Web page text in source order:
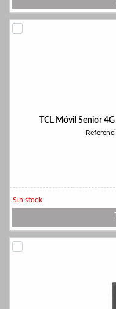
TCL Móvil Senior
Sin stock